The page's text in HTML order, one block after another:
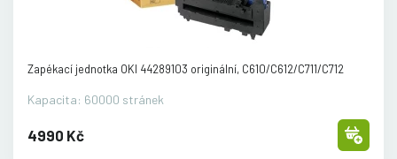
Zapékací jednotka OKI 44289103 originální, C610/C612/C711/C712
Kapacita: 60000 stránek
4990 Kč